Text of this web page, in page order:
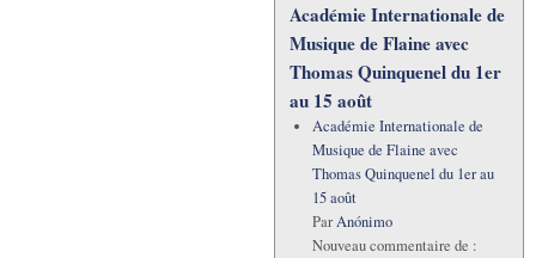
Académie Internationale de
Musique de Flaine avec
Thomas Quinquenel du 1er
au 15 août
Académie Internationale de
Musique de Flaine avec
Thomas Quinquenel du 1er au
15 août
ParAnónimo
Nouveau commentaire de :